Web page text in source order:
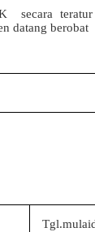
secara
datang berobat